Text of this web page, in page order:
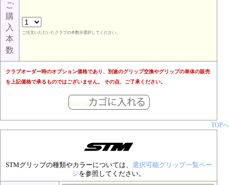
ご
購
入
本
数
ご注文いただいたクラブの本数分選択してください。
クラブオーダー時のオプション価格であり、別途のグリップ交換やグリップの単体の販売
を上記価格で承るものではございません。 その点、ご了承ください。
TOPへ
STMグリップの種類やカラーについては、 選択可能グリップ一覧ペー
ジを参照してください。